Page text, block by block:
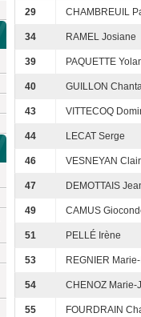
29 CHAMBREUIL
34 RAMEL Josiane
39 PAQUETTE
40 GUILLON
43 VITTECOQ
44 LECAT Serge
46 VESNEYAN
47 DEMOTTAIS
49 CAMUS
51 PELLÉ Irène
53 REGNIER
54 CHENOZ Marie-
55 FOURDRAIN